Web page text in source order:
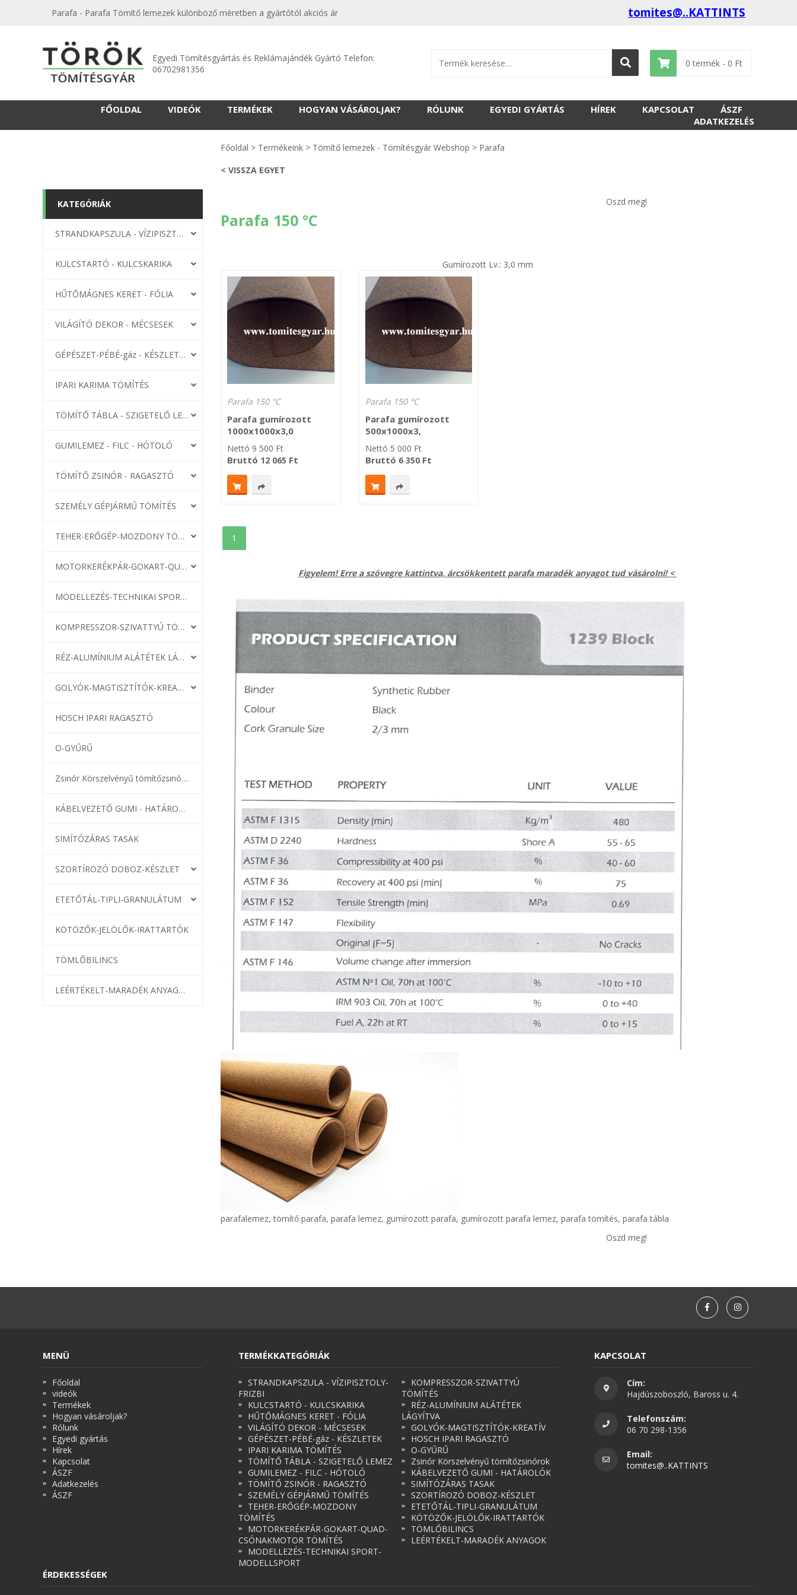
Parafa - Parafa Tömítő lemezek különböző méretben a gyártótól akciós ár tomites@..KATTINTS
Egyedi Tömítésgyártás és Reklámajándék Gyártó Telefon:
06702981356
0 termék - 0 Ft
FŐOLDAL VIDEÓK TERMÉKEK HOGYAN VÁSÁROLJAK? RÓLUNK EGYEDI GYÁRTÁS HÍREK KAPCSOLAT
ÁSZF
ADATKEZELÉS
KATEGÓRIÁK
STRANDKAPSZULA - VÍZIPISZTOLY-FRIZBI
KULCSTARTÓ - KULCSKARIKA
HŰTŐMÁGNES KERET - FÓLIA
VILÁGÍTÓ DEKOR - MÉCSESEK
GÉPÉSZET-PÉBÉ-gáz - KÉSZLETEK
IPARI KARIMA TÖMÍTÉS
TÖMÍTŐ TÁBLA - SZIGETELŐ LEMEZ
GUMILEMEZ - FILC - HÓTOLÓ
TÖMÍTŐ ZSINÓR - RAGASZTÓ
SZEMÉLY GÉPJÁRMŰ TÖMÍTÉS
TEHER-ERŐGÉP-MOZDONY TÖMÍTÉS
MOTORKERÉKPÁR-GOKART-QUAD-CSÓNAKMOTOR TÖMÍTÉS
MODELLEZÉS-TECHNIKAI SPORT-MODELLSPORT
KOMPRESSZOR-SZIVATTYÚ TÖMÍTÉS
RÉZ-ALUMÍNIUM ALÁTÉTEK LÁGYÍTVA
GOLYÓK-MAGTISZTÍTÓK-KREATÍV
HOSCH IPARI RAGASZTÓ
O-GYŰRŰ
Zsinór Körszelvényű tömítőzsinórok
KÁBELVEZETŐ GUMI - HATÁROLÓK
SIMÍTÓZÁRAS TASAK
SZORTÍROZÓ DOBOZ-KÉSZLET
ETETŐTÁL-TIPLI-GRANULÁTUM
KÖTÖZŐK-JELÖLŐK-IRATTARTÓK
TÖMLŐBILINCS
LEÉRTÉKELT-MARADÉK ANYAGOK
Főoldal > Termékeink > Tömítő lemezek - Tömítésgyár Webshop > Parafa
< VISSZA EGYET
Oszd meg!
Parafa 150 °C
Gumírozott Lv.: 3,0 mm
Parafa 150 °C
Parafa gumírozott
1000x1000x3,0
Nettó 9 500 Ft
Bruttó 12 065 Ft
Parafa 150 °C
Parafa gumírozott
500x1000x3,
Nettó 5 000 Ft
Bruttó 6 350Ft
1
Figyelem! Erre a szövegre kattintva, árcsökkentett parafa maradék anyagot tud vásárolni! <
parafalemez, tömítő parafa, parafa lemez, gumírozott parafa, gumírozott parafa lemez, parafa tömítés, parafa tábla
Oszd meg!
MENÜ
Főoldal
videók
Termékek
Hogyan vásároljak?
Rólunk
Egyedi gyártás
Hírek
Kapcsolat
ÁSZF
Adatkezelés
ÁSZF
TERMÉKKATEGÓRIÁK
STRANDKAPSZULA - VÍZIPISZTOLY-
FRIZBI
KULCSTARTÓ - KULCSKARIKA
HŰTŐMÁGNES KERET - FÓLIA
VILÁGÍTÓ DEKOR - MÉCSESEK
GÉPÉSZET-PÉBÉ-gáz - KÉSZLETEK
IPARI KARIMA TÖMÍTÉS
TÖMÍTŐ TÁBLA - SZIGETELŐ LEMEZ
GUMILEMEZ - FILC - HÓTOLÓ
TÖMÍTŐ ZSINÓR - RAGASZTÓ
SZEMÉLY GÉPJÁRMŰ TÖMÍTÉS
TEHER-ERŐGÉP-MOZDONY
TÖMÍTÉS
MOTORKERÉKPÁR-GOKART-QUAD-
CSÓNAKMOTOR TÖMÍTÉS
MODELLEZÉS-TECHNIKAI SPORT-
MODELLSPORT
KOMPRESSZOR-SZIVATTYÚ
TÖMÍTÉS
RÉZ-ALUMÍNIUM ALÁTÉTEK
LÁGYÍTVA
GOLYÓK-MAGTISZTÍTÓK-KREATÍV
HOSCH IPARI RAGASZTÓ
O-GYŰRŰ
Zsinór Körszelvényű tömítőzsinórok
KÁBELVEZETŐ GUMI - HATÁROLÓK
SIMÍTÓZÁRAS TASAK
SZORTÍROZÓ DOBOZ-KÉSZLET
ETETŐTÁL-TIPLI-GRANULÁTUM
KÖTÖZŐK-JELÖLŐK-IRATTARTÓK
TÖMLŐBILINCS
LEÉRTÉKELT-MARADÉK ANYAGOK
KAPCSOLAT
Cím:
Hajdúszoboszló, Baross u. 4.
Telefonszám:
06 70 298-1356
Email:
tomites@..KATTINTS
ÉRDEKESSÉGEK